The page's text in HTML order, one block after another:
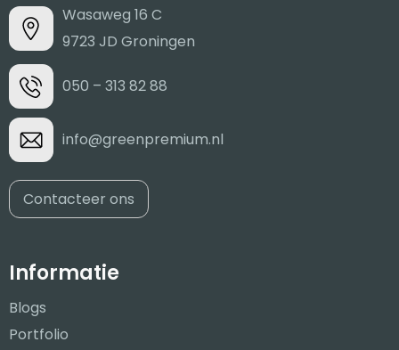
Wasaweg 16 C
9723 JD Groningen
050 – 313 82 88
info@greenpremium.nl
Contacteer ons
Informatie
Blogs
Portfolio